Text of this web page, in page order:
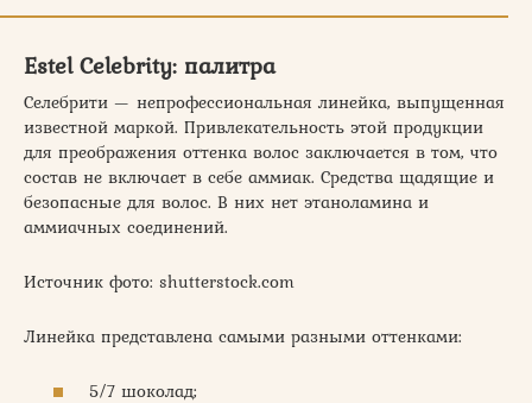
Estel Celebrity: палитра
Селебрити — непрофессиональная линейка, выпущенная
известной маркой. Привлекательность этой продукции
для преображения оттенка волос заключается в том, что
состав не включает в себе аммиак. Средства щадящие и
безопасные для волос. В них нет этаноламина и
аммиачных соединений.
Источник фото: shutterstock.com
Линейка представлена самыми разными оттенками:
5/7 шоколад;